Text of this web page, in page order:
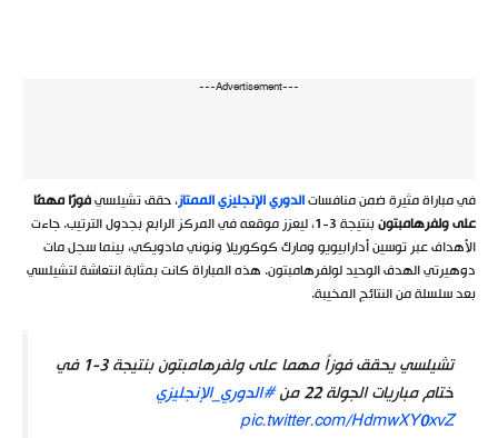
---Advertisement---
في مباراة مثيرة ضمن منافساتالدوري الإنجليزي الممتاز، حقق تشيلسيفوزًا مهمًا
على ولفرهامبتون
بنتيجة 3-1، ليعزز موقعه في المركز الرابع بجدول الترتيب. جاءت
الأهداف عبر توسين أدارابيويو ومارك كوكوريلا ونوني مادويكي، بينما سجل مات
دوهيرتي الهدف الوحيد لولفرهامبتون. هذه المباراة كانت بمثابة انتعاشة لتشيلسي
بعد سلسلة من النتائج المخيبة.
تشيلسي يحقق فوزاً مهما على ولفرهامبتون بنتيجة 3-1 في
ختام مباريات الجولة 22 من
#الدوري_الإنجليزي
pic.twitter.com/HdmwXY0xvZ